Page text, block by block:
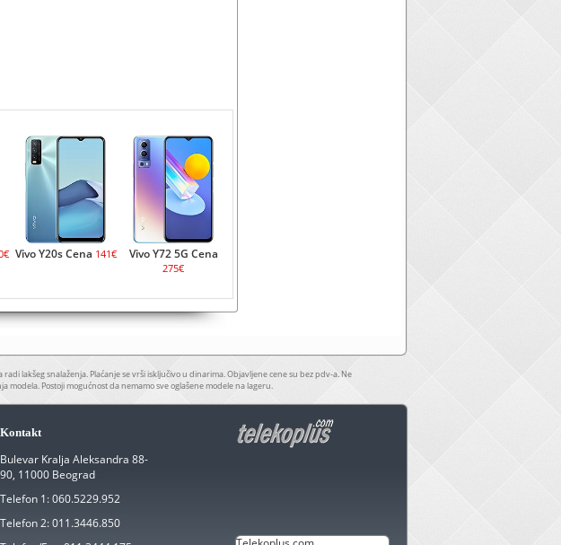
Vivo Y20s Cena 141€ Vivo Y72 5G Cena
275€
lakšeg snalaženja. Plaćanje se vrši isključivo u dinarima. Objavljene cene su bez pdv-a. Ne
Postoji mogućnost da nemamo sve oglašene modele na lageru.
Kontakt
Bulevar Kralja Aleksandra 88-
90, 11000 Beograd
Telefon 1:060.5229.952
Telefon 2:011.3446.850